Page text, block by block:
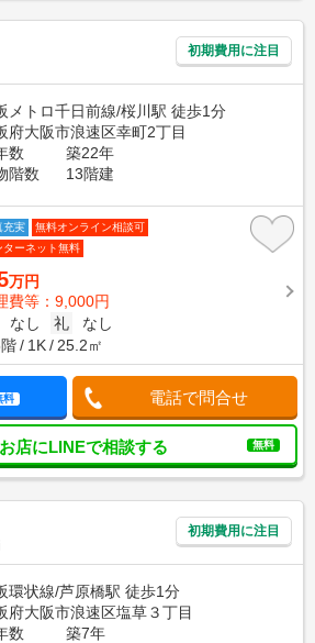
初期費用に注目
メトロ千日前線/桜川駅 徒歩1分
府大阪市浪速区幸町2丁目
数
築22年
階数
13階建
充実
無料オンライン相談可
ターネット無料
万円
費等：9,000円
なし 礼
なし
1K 25.2㎡
料 電話で問合せ
お店にLINEで相談する 無料
初期費用に注目
環状線/芦原橋駅 徒歩1分
府大阪市浪速区塩草３丁目
数
築7年